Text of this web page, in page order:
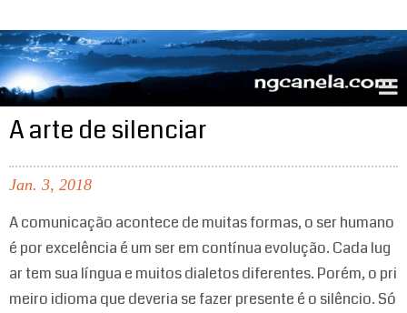
A arte de silenciar
Jan. 3, 2018
A comunicação acontece de muitas formas, o ser humano
é por excelência é um ser em contínua evolução. Cada lug
ar tem sua língua e muitos dialetos diferentes. Porém, o pri
meiro idioma que deveria se fazer presente é o silêncio. Só